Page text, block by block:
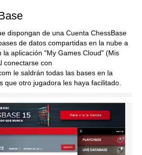
dispongan de una Cuenta ChessBase
de datos compartidas en la nube a
la aplicación "My Games Cloud" (Mis
conectarse con
le saldrán todas las bases en la
que otro jugadora les haya facilitado.